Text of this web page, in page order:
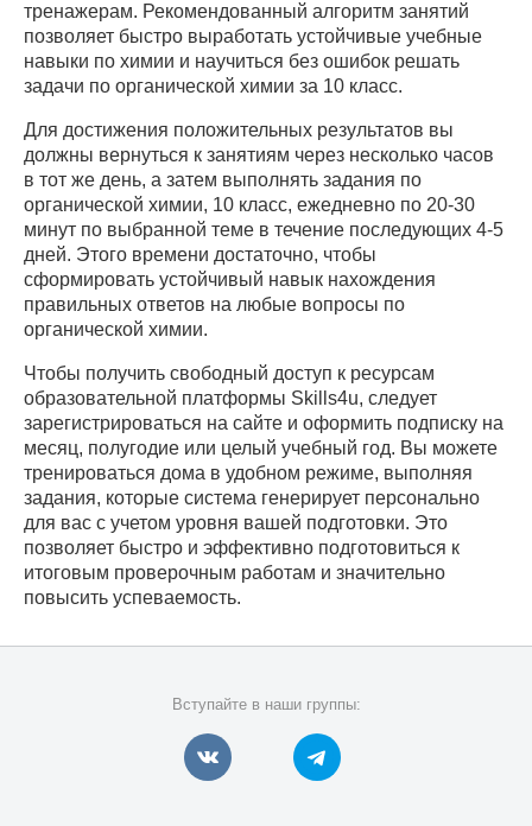
тренажерам. Рекомендованный алгоритм занятий
позволяет быстро выработать устойчивые учебные
навыки по химии и научиться без ошибок решать
задачи по органической химии за 10 класс.
Для достижения положительных результатов вы
должны вернуться к занятиям через несколько часов
в тот же день, а затем выполнять задания по
органической химии, 10 класс, ежедневно по 20-30
минут по выбранной теме в течение последующих 4-5
дней. Этого времени достаточно, чтобы
сформировать устойчивый навык нахождения
правильных ответов на любые вопросы по
органической химии.
Чтобы получить свободный доступ к ресурсам
образовательной платформы Skills4u, следует
зарегистрироваться на сайте и оформить подписку на
месяц, полугодие или целый учебный год. Вы можете
тренироваться дома в удобном режиме, выполняя
задания, которые система генерирует персонально
для вас с учетом уровня вашей подготовки. Это
позволяет быстро и эффективно подготовиться к
итоговым проверочным работам и значительно
повысить успеваемость.
Вступайте в наши группы: